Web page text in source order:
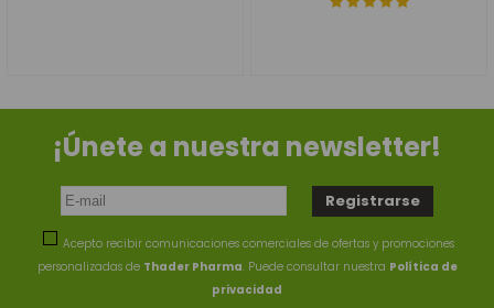
¡Únete a nuestra newsletter!
Acepto recibir comunicaciones comerciales de ofertas y promociones
personalizadas de Thader Pharma. Puede consultar nuestra Política de
privacidad